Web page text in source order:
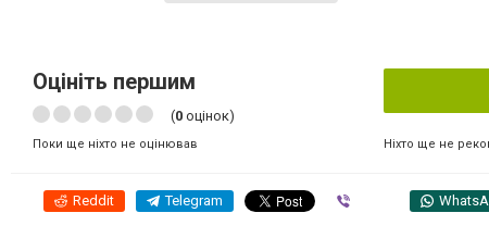
Оцініть першим
(0 оцінок)
Поки ще ніхто не оцінював Ніхто ще не
Reddit Telegram